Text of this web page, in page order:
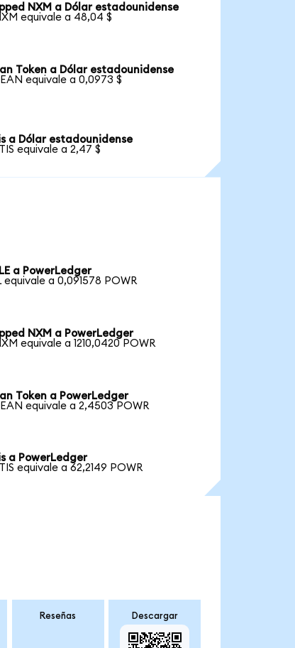
NXM a Dólar estadounidense
equivale a 48,04 $
Token a Dólar estadounidense
equivale a 0,0973 $
a Dólar estadounidense
equivale a 2,47 $
a PowerLedger
equivale a 0,091578 POWR
NXM a PowerLedger
equivale a 1210,0420 POWR
Token a PowerLedger
equivale a 2,4503 POWR
a PowerLedger
equivale a 62,2149 POWR
Reseñas Descargar